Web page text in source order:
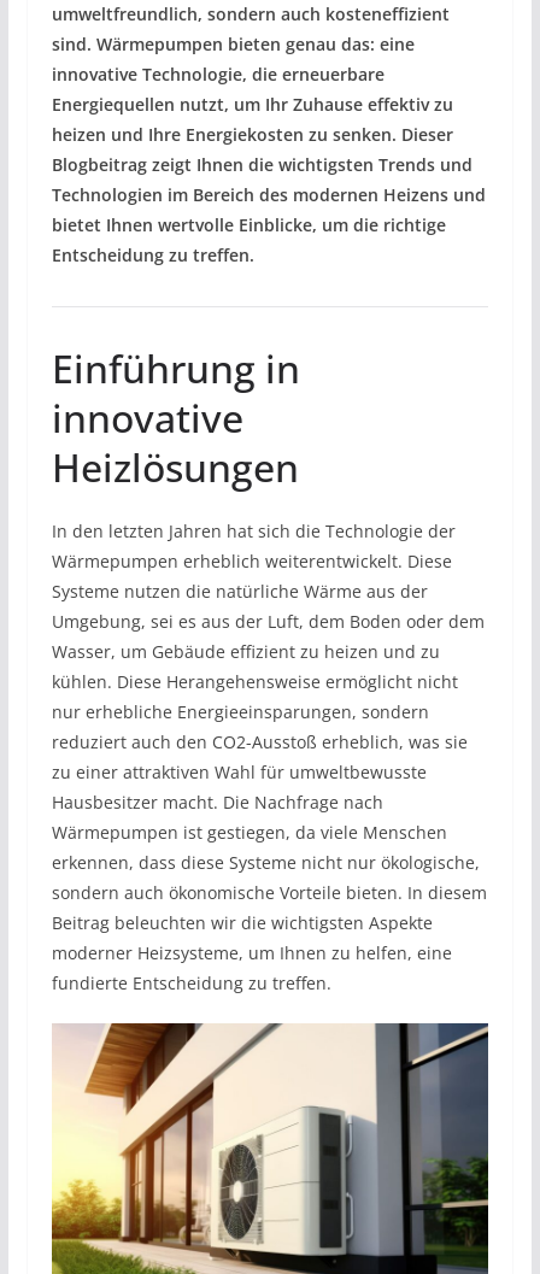
umweltfreundlich, sondern auch kosteneffizient
sind. Wärmepumpen bieten genau das: eine
innovative Technologie, die erneuerbare
Energiequellen nutzt, um Ihr Zuhause effektiv zu
heizen und Ihre Energiekosten zu senken. Dieser
Blogbeitrag zeigt Ihnen die wichtigsten Trends und
Technologien im Bereich des modernen Heizens und
bietet Ihnen wertvolle Einblicke, um die richtige
Entscheidung zu treffen.
Einführung in
innovative
Heizlösungen
In den letzten Jahren hat sich die Technologie der
Wärmepumpen erheblich weiterentwickelt. Diese
Systeme nutzen die natürliche Wärme aus der
Umgebung, sei es aus der Luft, dem Boden oder dem
Wasser, um Gebäude effizient zu heizen und zu
kühlen. Diese Herangehensweise ermöglicht nicht
nur erhebliche Energieeinsparungen, sondern
reduziert auch den CO2-Ausstoß erheblich, was sie
zu einer attraktiven Wahl für umweltbewusste
Hausbesitzer macht. Die Nachfrage nach
Wärmepumpen ist gestiegen, da viele Menschen
erkennen, dass diese Systeme nicht nur ökologische,
sondern auch ökonomische Vorteile bieten. In diesem
Beitrag beleuchten wir die wichtigsten Aspekte
moderner Heizsysteme, um Ihnen zu helfen, eine
fundierte Entscheidung zu treffen.